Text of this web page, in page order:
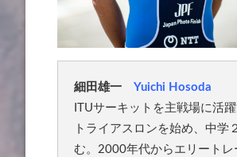
細田雄一 Yuichi Hosoda
ITUサーキットを主戦場に活
トライアスロンを始め、中
む。2000年代からエリート